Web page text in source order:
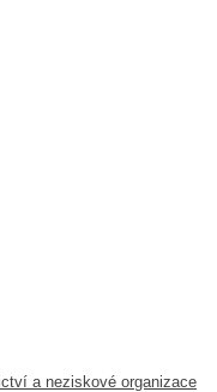
a neziskové organizace